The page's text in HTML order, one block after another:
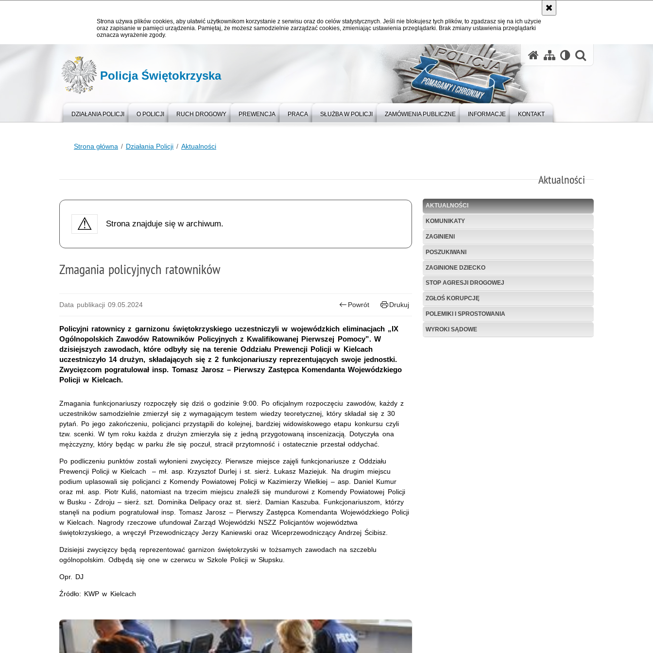
Strona używa plików cookies, aby ułatwić użytkownikom korzystanie z serwisu oraz do celów statystycznych. Jeśli nie blokujesz tych plików, to zgadzasz się na ich użycie
oraz zapisanie w pamięci urządzenia. Pamiętaj, że możesz samodzielnie zarządzać cookies, zmieniając ustawienia przeglądarki. Brak zmiany ustawienia przeglądarki
oznacza wyrażenie zgody.
Policja Świętokrzyska
DZIAŁANIA POLICJI O POLICJI RUCH DROGOWY PREWENCJA PRACA SŁUŻBA W POLICJI ZAMÓWIENIA PUBLICZNE INFORMACJE KONTAKT
Strona główna Działania Policji Aktualności
Aktualności
AKTUALNOŚCI
KOMUNIKATY
ZAGINIENI
POSZUKIWANI
ZAGINIONE DZIECKO
STOP AGRESJI DROGOWEJ
ZGŁOŚ KORUPCJĘ
POLEMIKI I SPROSTOWANIA
WYROKI SĄDOWE
Strona znajduje się w archiwum.
Zmagania policyjnych ratowników
Data publikacji 09.05.2024 Powrót Drukuj
Policyjni ratownicy z garnizonu świętokrzyskiego uczestniczyli w wojewódzkich eliminacjach „IX
Ogólnopolskich Zawodów Ratowników Policyjnych z Kwalifikowanej Pierwszej Pomocy”. W
dzisiejszych zawodach, które odbyły się na terenie Oddziału Prewencji Policji w Kielcach
uczestniczyło 14 drużyn, składających się z 2 funkcjonariuszy reprezentujących swoje jednostki.
Zwycięzcom pogratulował insp. Tomasz Jarosz – Pierwszy Zastępca Komendanta Wojewódzkiego
Policji w Kielcach.
Zmagania funkcjonariuszy rozpoczęły się dziś o godzinie 9:00. Po oficjalnym rozpoczęciu zawodów, każdy z
uczestników samodzielnie zmierzył się z wymagającym testem wiedzy teoretycznej, który składał się z 30
pytań. Po jego zakończeniu, policjanci przystąpili do kolejnej, bardziej widowiskowego etapu konkursu czyli
tzw. scenki. W tym roku każda z drużyn zmierzyła się z jedną przygotowaną inscenizacją. Dotyczyła ona
mężczyzny, który będąc w parku źle się poczuł, stracił przytomność i ostatecznie przestał oddychać.
Po podliczeniu punktów zostali wyłonieni zwycięzcy. Pierwsze miejsce zajęli funkcjonariusze z Oddziału
Prewencji Policji w Kielcach – mł. asp. Krzysztof Durlej i st. sierż. Łukasz Maziejuk. Na drugim miejscu
podium uplasowali się policjanci z Komendy Powiatowej Policji w Kazimierzy Wielkiej – asp. Daniel Kumur
oraz mł. asp. Piotr Kuliś, natomiast na trzecim miejscu znaleźli się mundurowi z Komendy Powiatowej Policji
w Busku - Zdroju – sierż. szt. Dominika Delipacy oraz st. sierż. Damian Kaszuba. Funkcjonariuszom, którzy
stanęli na podium pogratulował insp. Tomasz Jarosz – Pierwszy Zastępca Komendanta Wojewódzkiego Policji
w Kielcach. Nagrody rzeczowe ufundowałZarząd Wojewódzki NSZZ Policjantów województwa
świętokrzyskiego, a wręczył Przewodniczący Jerzy Kaniewski oraz Wiceprzewodniczący Andrzej Ścibisz.
Dzisiejsi zwycięzcy będą reprezentować garnizon świętokrzyski w tożsamych zawodach na szczeblu
ogólnopolskim. Odbędą się one w czerwcu w Szkole Policji w Słupsku.
Opr. DJ
Źródło: KWP w Kielcach